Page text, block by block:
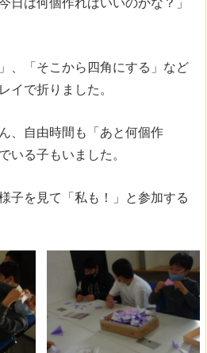
、「そこから四角にする」など
イで折りました。
、自由時間も「あと何個作
いる子もいました。
子を見て「私も！」と参加する